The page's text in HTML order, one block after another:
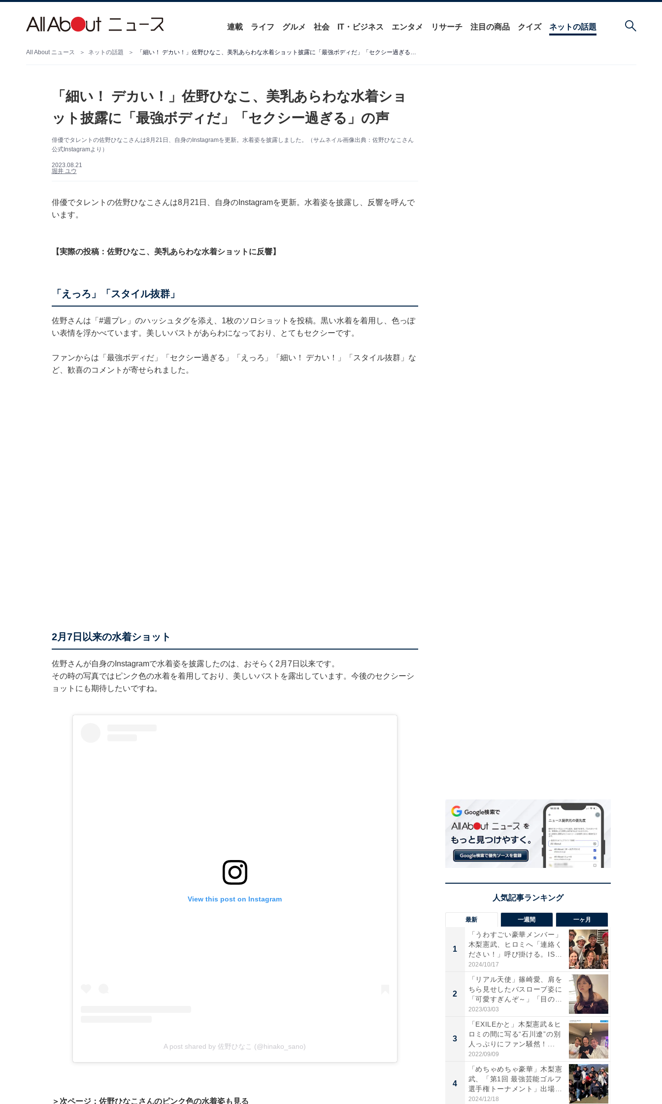
連載 ライフ グルメ 社会 IT・ビジネス エンタメ リサーチ 注目の商品 クイズ ネットの話題
All About ニュース ネットの話題 「細い！ デカい！」佐野ひなこ、美乳あらわな水着ショット披露に「最強ボディだ」「セクシー過ぎる」の声
「細い！ デカい！」佐野ひなこ、美乳あらわな水着ショ
ット披露に「最強ボディだ」「セクシー過ぎる」の声
俳優でタレントの佐野ひなこさんは8月21日、自身のInstagramを更新。水着姿を披露しました。（サムネイル画像出典：佐野ひなこさん
公式Instagramより）
2023.08.21
堀井 ユウ
俳優でタレントの佐野ひなこさんは8月21日、自身のInstagramを更新。水着姿を披露し、反響を呼んで
います。
【実際の投稿：佐野ひなこ、美乳あらわな水着ショットに反響】
「えっろ」「スタイル抜群」
佐野さんは「#週プレ」のハッシュタグを添え、1枚のソロショットを投稿。黒い水着を着用し、色っぽ
い表情を浮かべています。美しいバストがあらわになっており、とてもセクシーです。
ファンからは「最強ボディだ」「セクシー過ぎる」「えっろ」「細い！ デカい！」「スタイル抜群」な
ど、歓喜のコメントが寄せられました。
2月7日以来の水着ショット
佐野さんが自身のInstagramで水着姿を披露したのは、おそらく2月7日以来です。
その時の写真ではピンク色の水着を着用 しており、美しいバストを露出しています。今後のセクシーシ
ョットにも期待したいですね。
View this post on Instagram
A post shared by 佐野ひなこ (@hinako_sano)
＞次ページ：佐野ひなこさんのピンク色の水着姿も見る
最新 一週間 一ヶ月
1
「うわすごい豪華メンバー」
木梨憲武、ヒロミへ「連絡く
ださい！」呼び掛ける。IS
S...
2024/10/17
2
「リアル天使」篠崎愛、肩を
ちら見せしたバスローブ姿に
「可愛すぎんぞ～」「目の表
情...
2023/03/03
3
「EXILEかと」木梨憲武＆ヒ
ロミの間に写る“石川遼”の別
人っぷりにファン騒然！...
2022/09/09
4
「めちゃめちゃ豪華」木梨憲
武、「第1回 最強芸能ゴルフ
選手権トーナメント」出場
メ...
2024/12/18